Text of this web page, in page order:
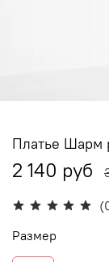
Платье Шарм
2 140 руб
Размер